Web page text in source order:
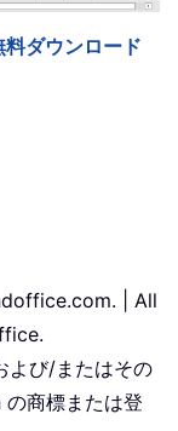
料ダウンロード
| All
び/またはその
商標または登